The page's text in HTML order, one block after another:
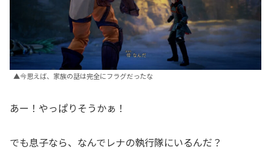
▲今思えば、家族の話は完全にフラグだったな
あー！やっぱりそうかぁ！
でも息子なら、なんでレナの執行隊にいるんだ？